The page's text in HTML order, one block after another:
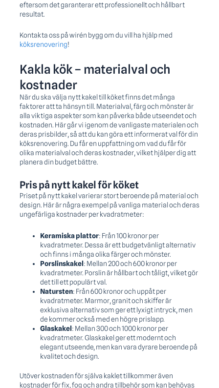
eftersom det garanterar ett professionellt och hållbart
resultat.
Kontakta oss på wirén bygg om du vill ha hjälp med
köksrenovering!
Kakla kök – materialval och
kostnader
När du ska välja nytt kakel till köket finns det många
faktorer att ta hänsyn till. Materialval, färg och mönster är
alla viktiga aspekter som kan påverka både utseendet och
kostnaden. Här går vi igenom de vanligaste materialen och
deras prisbilder, så att du kan göra ett informerat val för din
köksrenovering. Du får en uppfattning om vad du får för
olika materialval och deras kostnader, vilket hjälper dig att
planera din budget bättre.
Pris på nytt kakel för köket
Priset på nytt kakel varierar stort beroende på material och
design. Här är några exempel på vanliga material och deras
ungefärliga kostnader per kvadratmeter:
Keramiska plattor: Från 100 kronor per
kvadratmeter. Dessa är ett budgetvänligt alternativ
och finns i många olika färger och mönster.
Porslinskakel: Mellan 200 och 600 kronor per
kvadratmeter. Porslin är hållbart och tåligt, vilket gör
det till ett populärt val.
Natursten: Från 600 kronor och uppåt per
kvadratmeter. Marmor, granit och skiffer är
exklusiva alternativ som ger ett lyxigt intryck, men
de kommer också med en högre prislapp.
Glaskakel: Mellan 300 och 1000 kronor per
kvadratmeter. Glaskakel ger ett modernt och
elegant utseende, men kan vara dyrare beroende på
kvalitet och design.
Utöver kostnaden för själva kaklet tillkommer även
kostnader för fix, fog och andra tillbehör som kan behövas